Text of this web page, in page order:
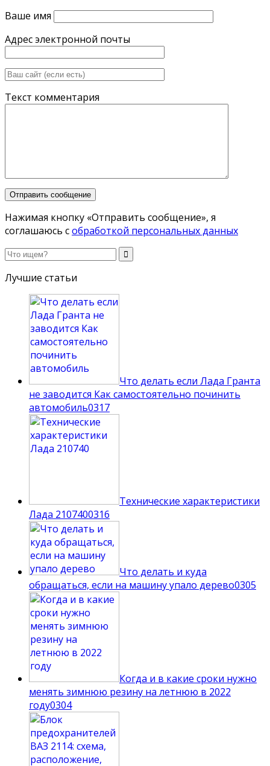
Ваше имя
Адрес электронной почты
Текст комментария
Нажимая кнопку «Отправить сообщение», я
соглашаюсь собработкой персональных данных
Лучшие статьи
Что делать если Лада Гранта
не заводится Как самостоятельно починить
автомобиль0317
Технические характеристики
Лада 2107400316
Что делать и куда
обращаться, если на машину упало дерево0305
Когда и в какие сроки нужно
менять зимнюю резину на летнюю в 2022
году0304